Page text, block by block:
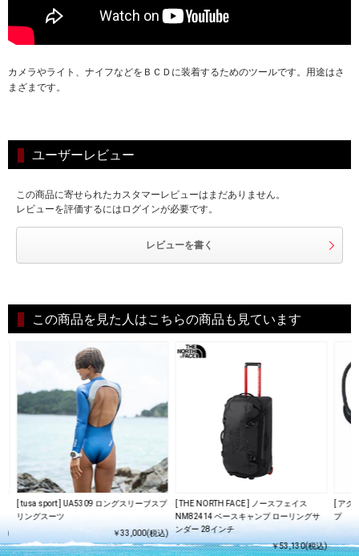
カメラやライト、ナイフなどをＢＣＤに装着するためのツールです。用途はさ
まざまです。
ユーザーレビュー
この商品に寄せられたカスタマーレビューはまだありません。
レビューを評価するにはログインが必要です。
レビューを書く
この商品を見た人はこちらの商品も見ています
)
[ tusa sport ] UA5309 ロングスリーブスプ
リングスーツ
￥33,000(税込)
[ THE NORTH FACE ] ノースフェイス
NM82414 ベースキャンプ ローリングサ
ンダー 28インチ
￥53,130(税込)
[ ア
プ